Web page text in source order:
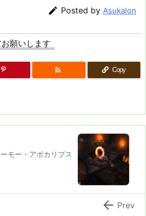
 Posted by Asukalon
願いします
 Copy
モー・アポカリプス
 Prev